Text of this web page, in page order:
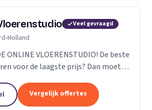
Veel gevraagd
Holland
ONLINE VLOERENSTUDIO! De beste
voor de laagste prijs? Dan moet u
en laminaat online
Vergelijk offertes